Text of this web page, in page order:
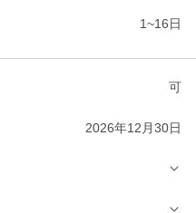
1~16日
可
2026年12月30日